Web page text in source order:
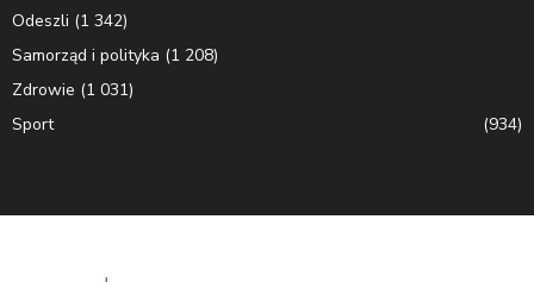
Odeszli (1 342)
Samorząd i polityka (1 208)
Zdrowie (1 031)
Sport
(934)